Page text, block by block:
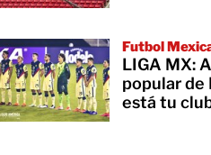
Futbol
LIGA MX:
popular de
está tu